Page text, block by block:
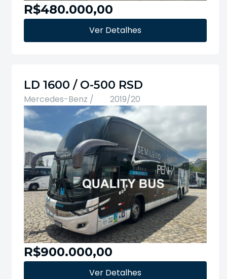
R$480.000,00
Ver Detalhes
LD 1600 / O-500 RSD
Mercedes-Benz / 2019/20
R$900.000,00
Ver Detalhes